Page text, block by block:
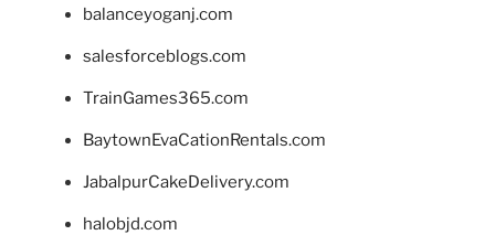
balanceyoganj.com
salesforceblogs.com
TrainGames365.com
BaytownEvaCationRentals.com
JabalpurCakeDelivery.com
halobjd.com